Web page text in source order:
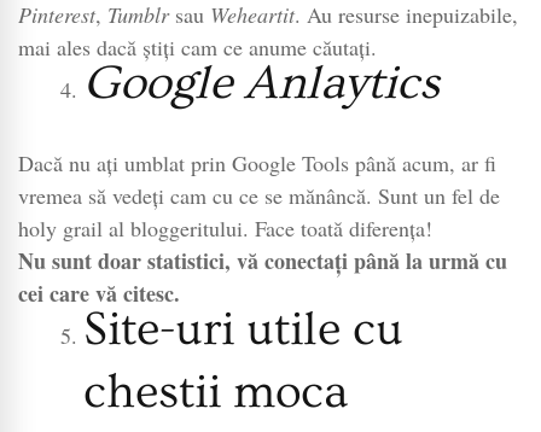
Pinterest, Tumblrsau Weheartit. Au resurse inepuizabile,
mai ales dacă știți cam ce anume căutați.
Google Anlaytics
Dacă nu ați umblat prin Google Tools până acum, ar fi
vremea să vedeți cam cu ce se mănâncă. Sunt un fel de
holy grail al bloggeritului. Face toată diferența!
Nu sunt doar statistici, vă conectați până la urmă cu
cei care vă citesc.
Site-uri utile cu
chestii moca